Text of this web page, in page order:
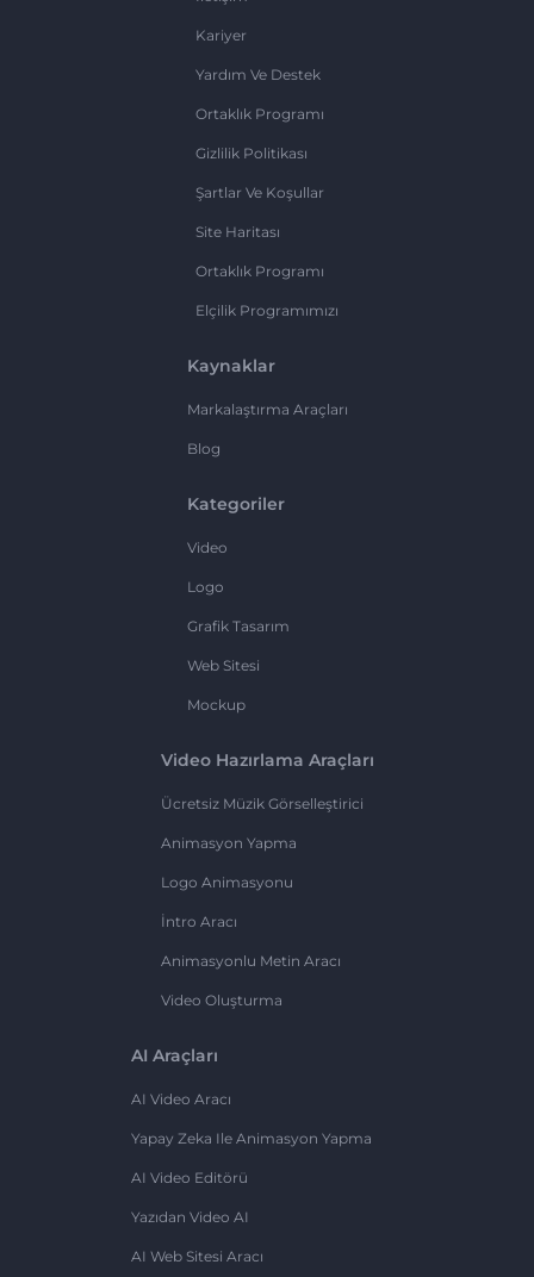
Kariyer
Yardım Ve Destek
Ortaklık Programı
Gizlilik Politikası
Şartlar Ve Koşullar
Site Haritası
Ortaklık Programı
Elçilik Programımızı
Kaynaklar
Markalaştırma Araçları
Blog
Kategoriler
Video
Logo
Grafik Tasarım
Web Sitesi
Mockup
Video Hazırlama Araçları
Ücretsiz Müzik Görselleştirici
Animasyon Yapma
Logo Animasyonu
İntro Aracı
Animasyonlu Metin Aracı
Video Oluşturma
AI Araçları
AI Video Aracı
Yapay Zeka Ile Animasyon Yapma
AI Video Editörü
Yazıdan Video AI
AI Web Sitesi Aracı